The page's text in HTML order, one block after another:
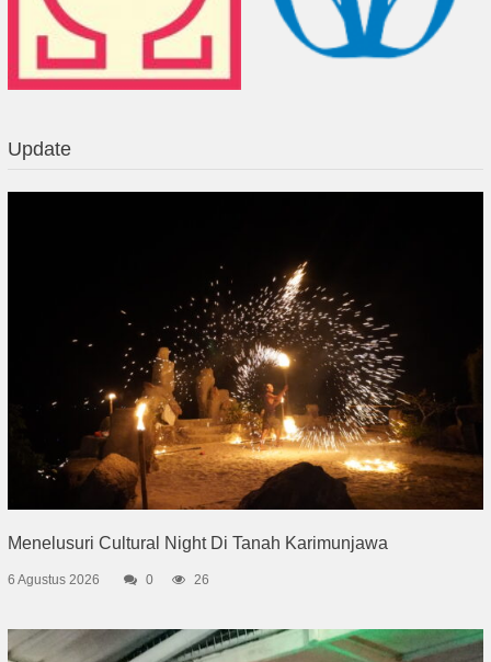
Update
Menelusuri Cultural Night Di Tanah Karimunjawa
6 Agustus 2026 0 26